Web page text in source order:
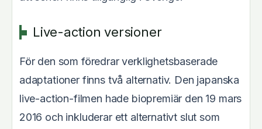
Live-action versioner
För den som föredrar verklighetsbaserade
adaptationer finns två alternativ. Den japanska
live-action-filmen hade biopremiär den 19 mars
2016 och inkluderar ett alternativt slut som